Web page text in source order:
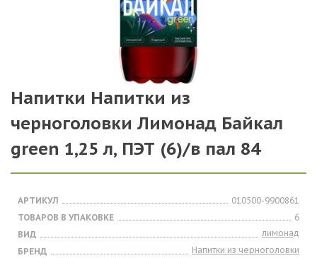
Напитки Напитки из
черноголовки Лимонад Байкал
green 1,25 л, ПЭТ (6)/в пал 84
АРТИКУЛ
010500-9900861
ТОВАРОВ В УПАКОВКЕ
6
ВИД
лимонад
БРЕНД
Напитки из черноголовки